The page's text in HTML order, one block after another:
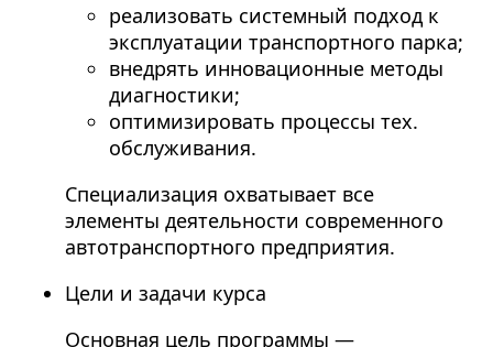
реализовать системный подход к
эксплуатации транспортного парка;
внедрять инновационные методы
диагностики;
оптимизировать процессы тех.
обслуживания.
Специализация охватывает все
элементы деятельности современного
автотранспортного предприятия.
Цели и задачи курса
Основная цель программы —